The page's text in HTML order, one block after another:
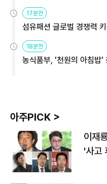
용해야
17분전
섬유패션 글로벌 경쟁력
원
18분전
농식품부, '천원의 아침밥
아주PICK >
이재
'사고